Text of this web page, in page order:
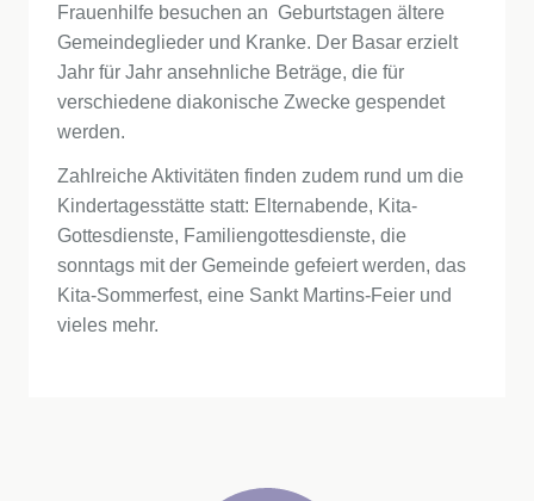
Frauenhilfe besuchen an Geburtstagen ältere
Gemeindeglieder und Kranke. Der Basar erzielt
Jahr für Jahr ansehnliche Beträge, die für
verschiedene diakonische Zwecke gespendet
werden.
Zahlreiche Aktivitäten finden zudem rund um die
Kindertagesstätte statt: Elternabende, Kita-
Gottesdienste, Familiengottesdienste, die
sonntags mit der Gemeinde gefeiert werden, das
Kita-Sommerfest, eine Sankt Martins-Feier und
vieles mehr.